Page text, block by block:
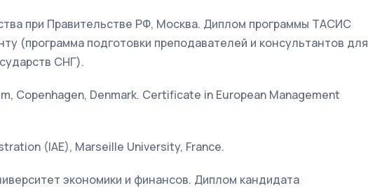
при Правительстве РФ, Москва. Диплом программы ТАСИС
(программа подготовки преподавателей и консультантов для
СНГ).
Copenhagen, Denmark. Certificate in European Management
(IAE), Marseille University, France.
экономики и финансов. Диплом кандидата